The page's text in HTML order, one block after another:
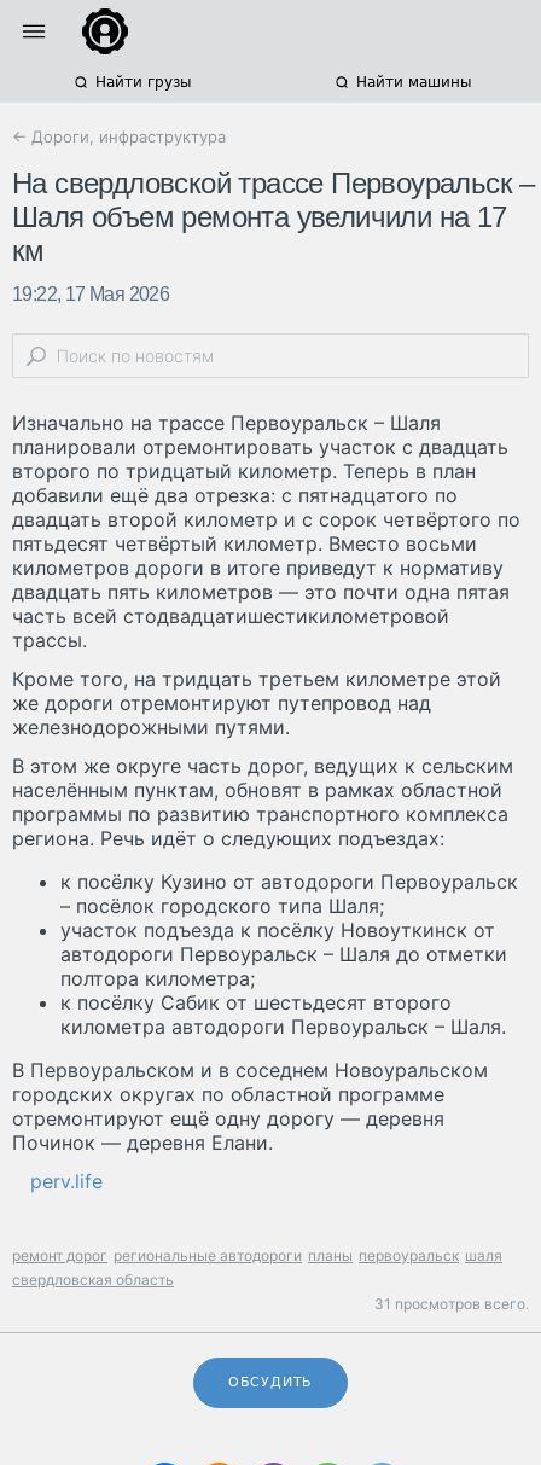
Найти грузы Найти машины
← Дороги, инфраструктура
На свердловской трассе Первоуральск –
Шаля объем ремонта увеличили на 17
км
19:22, 17 Мая 2026
Изначально на трассе Первоуральск – Шаля
планировали отремонтировать участок с двадцать
второго по тридцатый километр. Теперь в план
добавили ещё два отрезка: с пятнадцатого по
двадцать второй километр и с сорок четвёртого по
пятьдесят четвёртый километр. Вместо восьми
километров дороги в итоге приведут к нормативу
двадцать пять километров — это почти одна пятая
часть всей стодвадцатишестикилометровой
трассы.
Кроме того, на тридцать третьем километре этой
же дороги отремонтируют путепровод над
железнодорожными путями.
В этом же округе часть дорог, ведущих к сельским
населённым пунктам, обновят в рамках областной
программы по развитию транспортного комплекса
региона. Речь идёт о следующих подъездах:
к посёлку Кузино от автодороги Первоуральск
– посёлок городского типа Шаля;
участок подъезда к посёлку Новоуткинск от
автодороги Первоуральск – Шаля до отметки
полтора километра;
к посёлку Сабик от шестьдесят второго
километра автодороги Первоуральск – Шаля.
В Первоуральском и в соседнем Новоуральском
городских округах по областной программе
отремонтируют ещё одну дорогу — деревня
Починок — деревня Елани.
perv.life
ремонт дорог региональные автодороги планы первоуральск шаля
свердловская область
31 просмотров всего.
ОБСУДИТЬ